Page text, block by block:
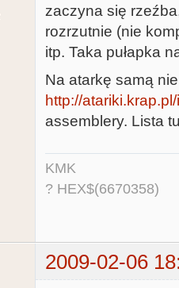
zaczyna się
rozrzutnie (nie
itp. Taka pułapka
Na atarkę samą
http://
assemblery. Lista
KMK
? HEX$(6670358)
2009-02-06